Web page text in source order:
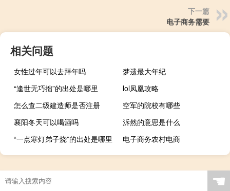
下一篇
电子商务需要
相关问题
女性过年可以去拜年吗
梦遗最大年纪
“逢世无巧拙”的出处是哪里
lol凤凰攻略
怎么查二级建造师是否注册
空军的院校有哪些
襄阳冬天可以喝酒吗
泝然的意思是什么
“一点寒灯弟子烧”的出处是哪里
电子商务农村电商
☚